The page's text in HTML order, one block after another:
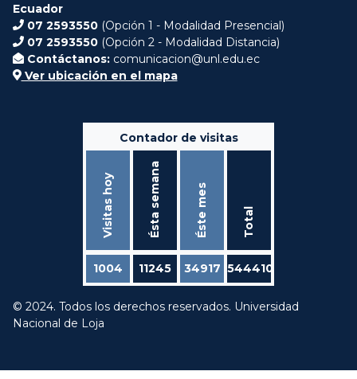
Ecuador
07 2593550 (Opción 1 - Modalidad Presencial)
07 2593550 (Opción 2 - Modalidad Distancia)
Contáctanos: comunicacion@unl.edu.ec
Ver ubicación en el mapa
Contador de visitas
Visitas hoy Ésta semana Éste mes Total
1004 11245 34917 544410
© 2024. Todos los derechos reservados. Universidad
Nacional de Loja